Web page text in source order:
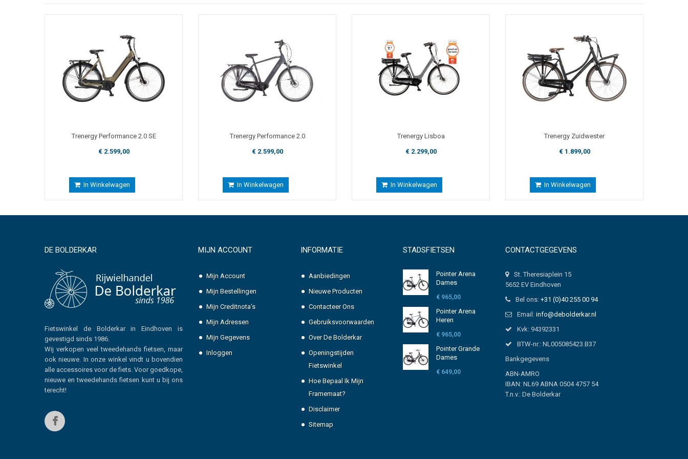
In Winkelwagen
Trenergy Performance 2.0 SE
€ 2.599,00
In Winkelwagen
Trenergy Performance 2.0
€ 2.599,00
In Winkelwagen
Trenergy Lisboa
€ 2.299,00
In Winkelwagen
Trenergy Zuidwester
€ 1.899,00
DE BOLDERKAR
Fietswinkel de Bolderkar in Eindhoven is
gevestigd sinds 1986.
Wij verkopen veel tweedehands fietsen, maar
ook nieuwe. In onze winkel vindt u bovendien
alle accessoires voor de fiets. Voor goedkope,
nieuwe en tweedehands fietsen kunt u bij ons
terecht!
MIJN ACCOUNT
Mijn Account
Mijn Bestellingen
Mijn Creditnota's
Mijn Adressen
Mijn Gegevens
Inloggen
INFORMATIE
Aanbiedingen
Nieuwe Producten
Contacteer Ons
Gebruiksvoorwaarden
Over De Bolderkar
Openingstijden
Fietswinkel
Hoe Bepaal Ik Mijn
Framemaat?
Disclaimer
Sitemap
STADSFIETSEN
Pointer Arena
Dames
€ 965,00
Pointer Arena
Heren
€ 965,00
Pointer Grande
Dames
€ 649,00
Pointer Grande
Heren
€ 649,00
Pointer Solara
Dames, nexus-3
of 7
€ 789,00
Pointer Solara
7
CONTACTGEGEVENS
St. Theresiaplein 15
5652 EV Eindhoven
Bel ons: +31 (0)40 255 00 94
Email: info@debolderkar.nl
Kvk: 94392331
BTW-nr.: NL005085423.B37
Bankgegevens
ABN-AMRO
IBAN: NL69 ABNA 0504 4757 54
T.n.v.: De Bolderkar